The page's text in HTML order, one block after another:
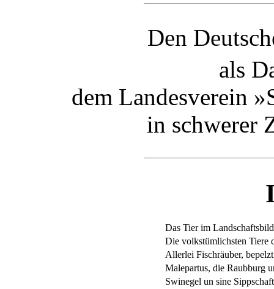
Den
als
dem Landesverein
in schwerer
Das Tier im
Die volkstümlichsten Tiere
Allerlei Fischräuber,
Malepartus, die Raubburg
Swinegel un sine Sippschaft